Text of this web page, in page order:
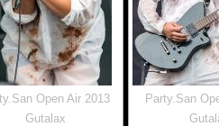
Open Air 2013
Gutalax
Party.San